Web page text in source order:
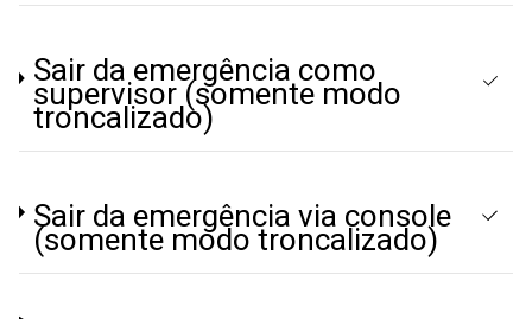
Sair da emergência como
supervisor (somente modo
troncalizado)
Sair da emergência via console
(somente modo troncalizado)